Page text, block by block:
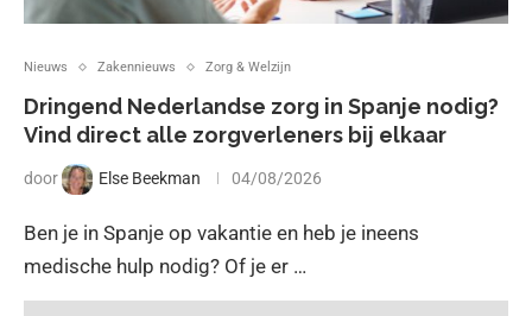
Nieuws Zakennieuws Zorg & Welzijn
Dringend Nederlandse zorg in Spanje nodig?
Vind direct alle zorgverleners bij elkaar
door Else Beekman 04/08/2026
Ben je in Spanje op vakantie en heb je ineens
medische hulp nodig? Of je er …